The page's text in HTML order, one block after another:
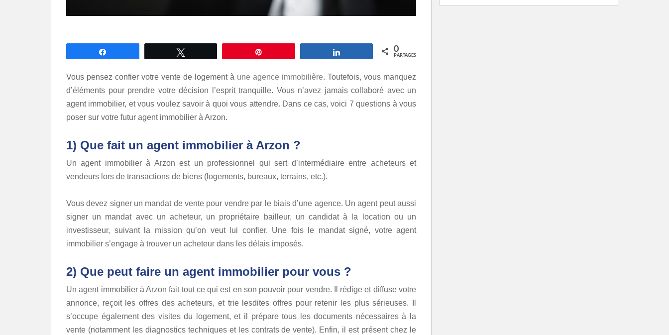
0
PARTAGES
Vous pensez confier votre vente de logement à une agence immobilière. Toutefois, vous manquez
d’éléments pour prendre votre décision l’esprit tranquille. Vous n’avez jamais collaboré avec un
agent immobilier, et vous voulez savoir à quoi vous attendre. Dans ce cas, voici 7 questions à vous
poser sur votre futur agent immobilier à Arzon.
1) Que fait un agent immobilier à Arzon ?
Un agent immobilier à Arzon est un professionnel qui sert d’intermédiaire entre acheteurs et
vendeurs lors de transactions de biens (logements, bureaux, terrains, etc.).
Vous devez signer un mandat de vente pour vendre par le biais d’une agence. Un agent peut aussi
signer un mandat avec un acheteur, un propriétaire bailleur, un candidat à la location ou un
investisseur, suivant la mission qu’on veut lui confier. Une fois le mandat signé, votre agent
immobilier s’engage à trouver un acheteur dans les délais imposés.
2) Que peut faire un agent immobilier pour vous ?
Un agent immobilier à Arzon fait tout ce qui est en son pouvoir pour vendre. Il rédige et diffuse votre
annonce, reçoit les offres des acheteurs, et trie lesdites offres pour retenir les plus sérieuses.
s’occupe également des visites du logement, et il prépare tous les documents nécessaires à la
vente (notamment les diagnostics techniques et les contrats de vente). Enfin, il est présent chez le